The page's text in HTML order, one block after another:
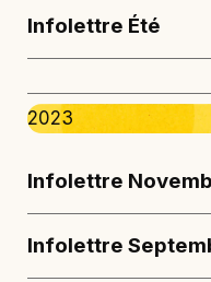
Infolettre Été
2023
Infolettre
Infolettre